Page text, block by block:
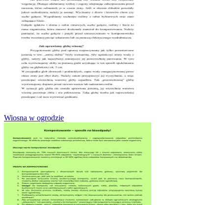
Wiosna w ogrodzie